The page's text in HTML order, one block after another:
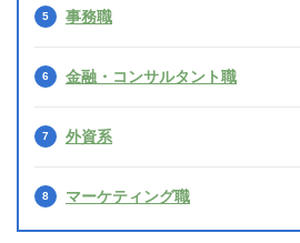
事務職
金融・コンサルタント職
外資系
マーケティング職